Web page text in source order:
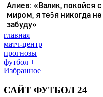
главная
матч-центр
прогнозы
футбол +
Избранное
САЙТ ФУТБОЛ 24